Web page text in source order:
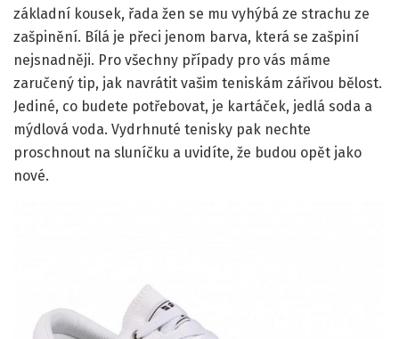
základní kousek, řada žen se mu vyhýbá ze strachu ze
zašpinění. Bílá je přeci jenom barva, která se zašpiní
nejsnadněji. Pro všechny případy pro vás máme
zaručený tip, jak navrátit vašim teniskám zářivou bělost.
Jediné, co budete potřebovat, je kartáček, jedlá soda a
mýdlová voda. Vydrhnuté tenisky pak nechte
proschnout na sluníčku a uvidíte, že budou opět jako
nové.